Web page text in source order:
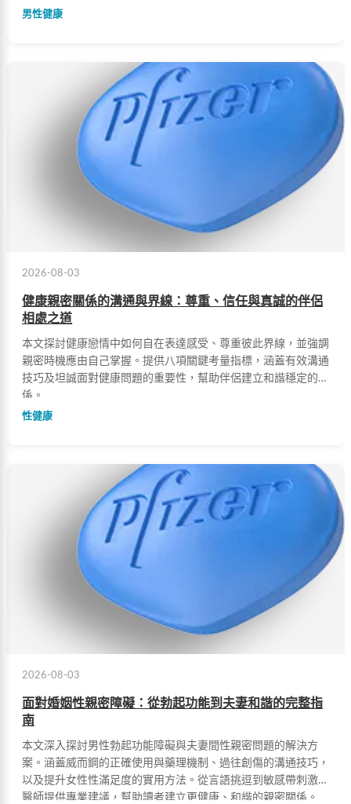
男性自信。
男性健康
2026-08-03
健康親密關係的溝通與界線：尊重、信任與真誠的伴侶
相處之道
本文探討健康戀情中如何自在表達感受、尊重彼此界線，並強調
親密時機應由自己掌握。提供八項關鍵考量指標，涵蓋有效溝通
技巧及坦誠面對健康問題的重要性，幫助伴侶建立和諧穩定的關
係。
性健康
2026-08-03
面對婚姻性親密障礙：從勃起功能到夫妻和諧的完整指
南
本文深入探討男性勃起功能障礙與夫妻間性親密問題的解決方
案。涵蓋威而鋼的正確使用與藥理機制、過往創傷的溝通技巧，
以及提升女性性滿足度的實用方法。從言語挑逗到敏感帶刺激，
醫師提供專業建議，幫助讀者建立更健康、和諧的親密關係。